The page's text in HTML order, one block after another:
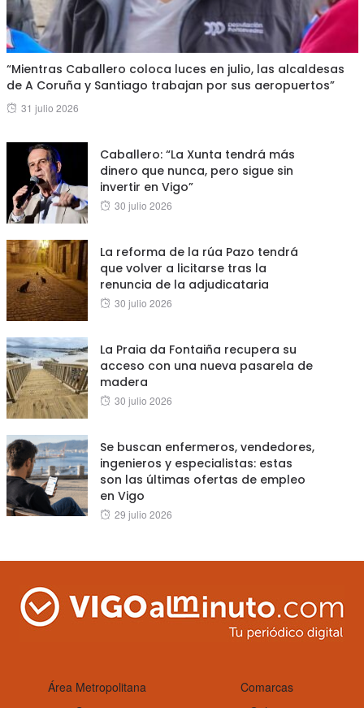
“Mientras Caballero coloca luces en julio, las alcaldesas
de A Coruña y Santiago trabajan por sus aeropuertos”
Posted
31 julio 2026
Caballero: “La Xunta tendrá más
dinero que nunca, pero sigue sin
invertir en Vigo”
Posted
30 julio 2026
La reforma de la rúa Pazo tendrá
que volver a licitarse tras la
renuncia de la adjudicataria
Posted
30 julio 2026
La Praia da Fontaiña recupera su
acceso con una nueva pasarela de
madera
Posted
30 julio 2026
Se buscan enfermeros, vendedores,
ingenieros y especialistas: estas
son las últimas ofertas de empleo
en Vigo
Posted
29 julio 2026
Área Metropolitana
Comarcas